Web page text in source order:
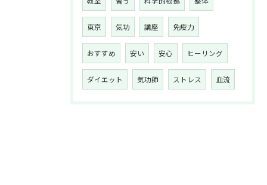
東京 気功 講座 免疫力
おすすめ 安い 安心 ヒーリング
ダイエット 気功師 ストレス 血流